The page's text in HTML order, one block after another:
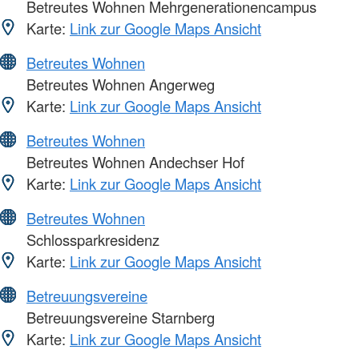
Betreutes Wohnen Mehrgenerationencampus
Karte: Link zur Google Maps Ansicht
Betreutes Wohnen
Betreutes Wohnen Angerweg
Karte: Link zur Google Maps Ansicht
Betreutes Wohnen
Betreutes Wohnen Andechser Hof
Karte: Link zur Google Maps Ansicht
Betreutes Wohnen
Schlossparkresidenz
Karte: Link zur Google Maps Ansicht
Betreuungsvereine
Betreuungsvereine Starnberg
Karte: Link zur Google Maps Ansicht